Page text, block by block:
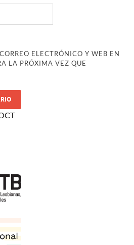
ELECTRÓNICO Y WEB EN
LA PRÓXIMA VEZ QUE